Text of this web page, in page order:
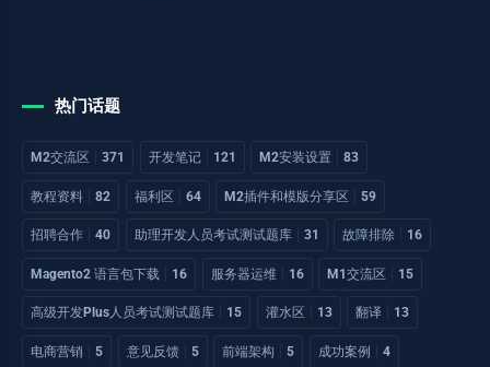
热门话题
M2交流区 371 开发笔记 121 M2安装设置 83
教程资料 82 福利区 64 M2插件和模版分享区 59
招聘合作 40 助理开发人员考试测试题库 31 故障排除 16
Magento2 语言包下载 16 服务器运维 16 M1交流区 15
高级开发Plus人员考试测试题库 15 灌水区 13 翻译 13
电商营销 5 意见反馈 5 前端架构 5 成功案例 4